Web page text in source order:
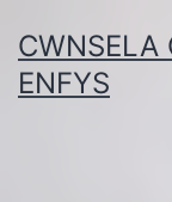
to
content
CWNSELA
ENFYS